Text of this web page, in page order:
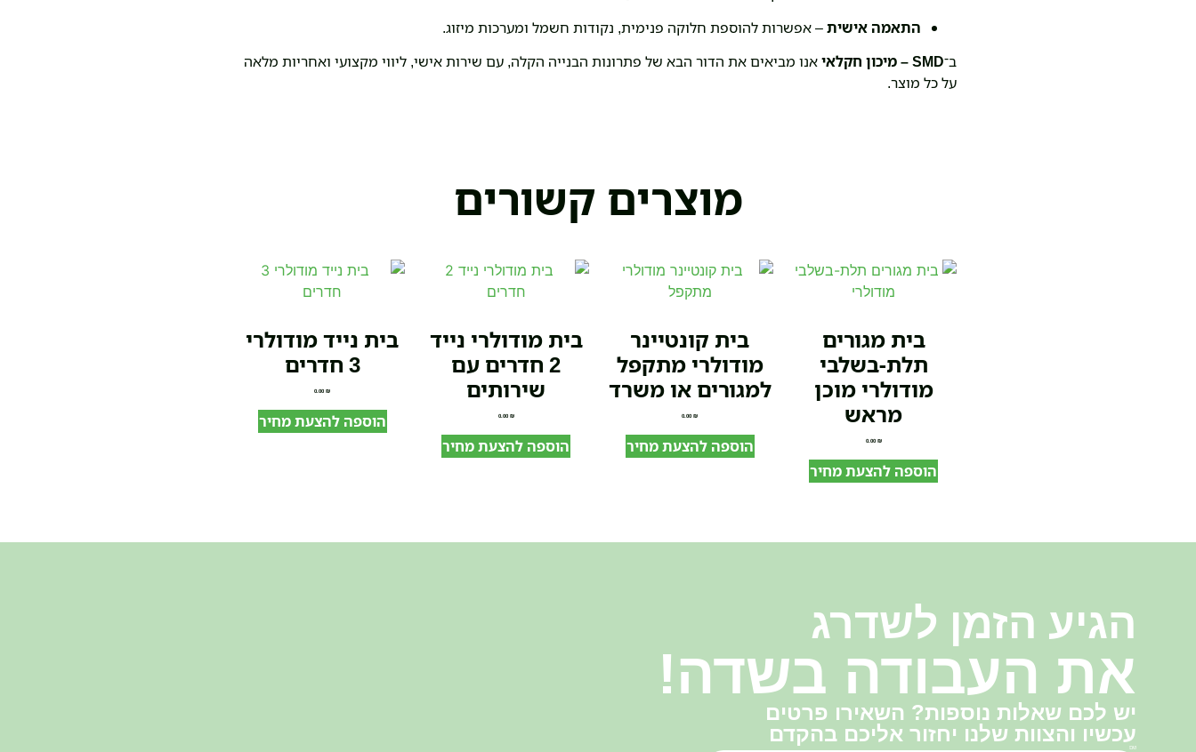
התאמה אישית– אפשרות להוספת חלוקה פנימית, נקודות חשמל ומערכות מיזוג.
ב־SMD – מיכון חקלאי
אנו מביאים את הדור הבא של פתרונות הבנייה הקלה, עם שירות אישי, ליווי מקצועי ואחריות מלאה
על כל מוצר.
מוצרים קשורים
בית מגורים
תלת-בשלבי
מודולרי מוכן
מראש
0.00 ₪
הוספה להצעת מחיר
בית קונטיינר
מודולרי מתקפל
למגורים או משרד
0.00₪
הוספה להצעת מחיר
בית מודולרי נייד
2 חדרים עם
שירותים
0.00 ₪
הוספה להצעת מחיר
בית נייד מודולרי
3 חדרים
0.00₪
הוספה להצעת מחיר
הגיע הזמן לשדרג
את העבודה בשדה!
יש לכם שאלות נוספות? השאירו פרטים
עכשיו והצוות שלנו יחזור אליכם בהקדם
שם